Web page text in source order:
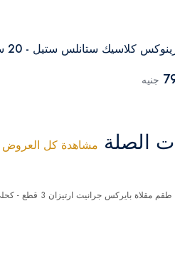
كلاسيك ستانلس ستيل - 20 سم
جنيه
الصلة مشاهدة كل العروض